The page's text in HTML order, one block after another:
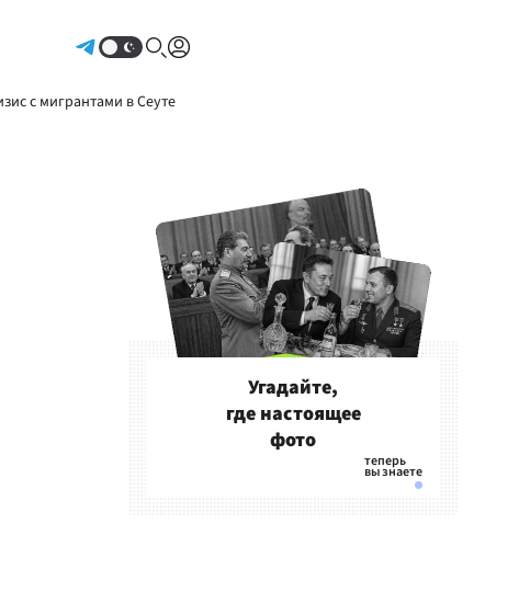
с мигрантами в Сеуте
Угадайте,
где настоящее
фото